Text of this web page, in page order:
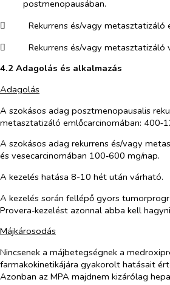
postmenopausában.
​
Rekurrens és/vagy metasztatizáló
​
Rekurrens és/vagy metasztatizáló
4.2 Adagolás és alkalmazás
Adagolás
A szokásos adag posztmenopausalis
metasztatizáló emlőcarcinomában:
A szokásos adag rekurrens és/vagy
és vesecarcinomában 100‑600 mg/nap.
A kezelés hatása 8-10 hét után várható.
A kezelés során fellépő gyors
Provera‑kezelést azonnal abba kell
Májkárosodás
Nincsenek a májbetegségnek a
farmakokinetikájára gyakorolt hatásait
Azonban az MPA majdnem kizárólag